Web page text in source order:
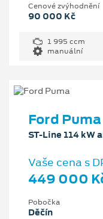
Cenové zvýhodnění
90 000 Kč
1 995 ccm
manuální
Ford Puma
ST-Line 114 kW
Vaše cena s
449 000
Pobočka
Děčín